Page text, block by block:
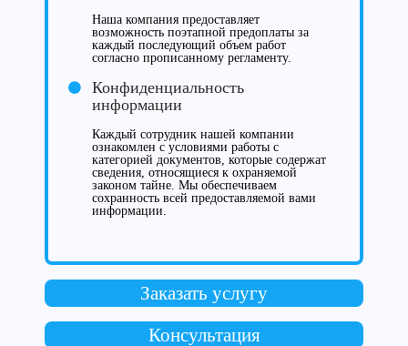
Наша компания предоставляет
возможность поэтапной предоплаты за
каждый последующий объем работ
согласно прописанному регламенту.
Конфиденциальность
информации
Каждый сотрудник нашей компании
ознакомлен с условиями работы с
категорией документов, которые содержат
сведения, относящиеся к охраняемой
законом тайне. Мы обеспечиваем
сохранность всей предоставляемой вами
информации.
Заказать услугу
Консультация